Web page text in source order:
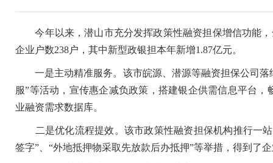
今年以来，潜山市充分发挥政策性融资担保增信功能，
企业户数238户，其中新型政银担本年新增1.87亿元。
一是主动精准服务。该市皖源、潜源等融资担保公司落
服”等活动，宣传惠企减负政策，搭建银企供需信息平台
业融资需求数据库。
二是优化流程提效。该市政策性融资担保机构推行一站
签字”、“外地抵押物采取先放款后办抵押”等举措，得到了